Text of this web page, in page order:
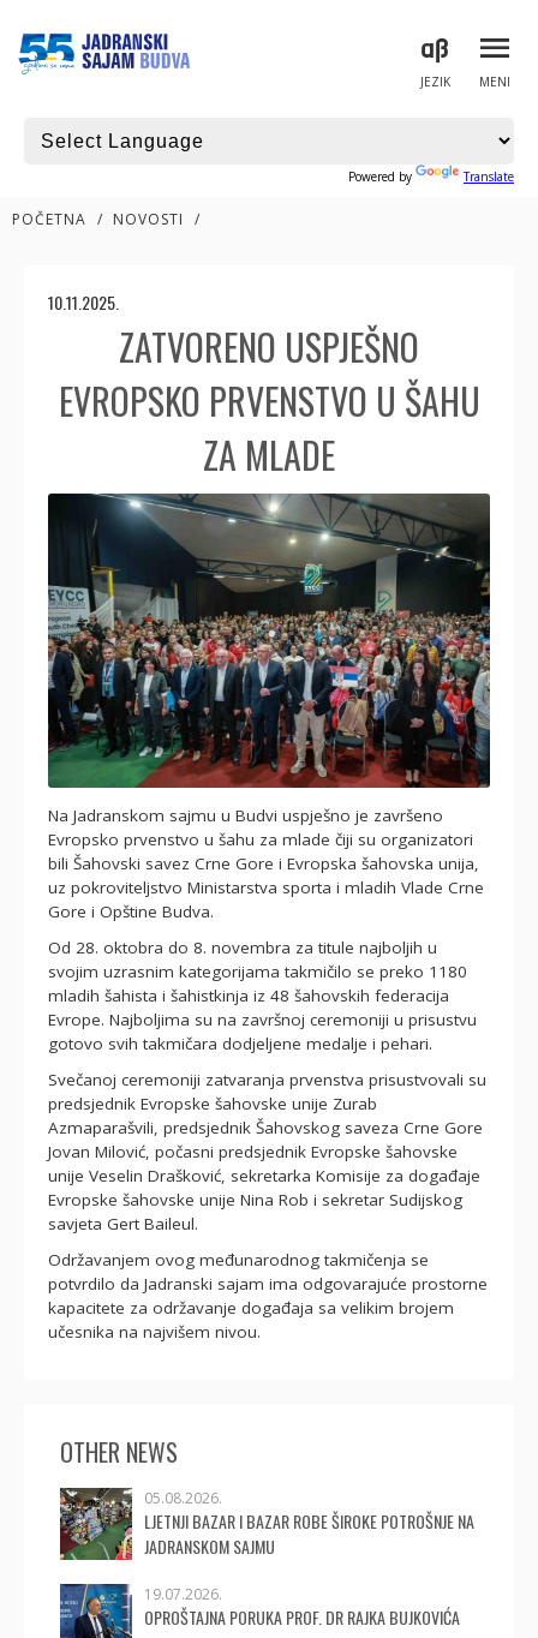
MENI
JEZIK
Powered by Translate
POČETNA / NOVOSTI /
10.11.2025.
ZATVORENO USPJEŠNO
EVROPSKO PRVENSTVO U ŠAHU
ZA MLADE
Na Jadranskom sajmu u Budvi uspješno je završeno
Evropsko prvenstvo u šahu za mlade čiji su organizatori
bili Šahovski savez Crne Gore i Evropska šahovska unija,
uz pokroviteljstvo Ministarstva sporta i mladih Vlade Crne
Gore i Opštine Budva.
Od 28. oktobra do 8. novembra za titule najboljih u
svojim uzrasnim kategorijama takmičilo se preko 1180
mladih šahista i šahistkinja iz 48 šahovskih federacija
Evrope. Najboljima su na završnoj ceremoniji u prisustvu
gotovo svih takmičara dodjeljene medalje i pehari.
Svečanoj ceremoniji zatvaranja prvenstva prisustvovali su
predsjednik Evropske šahovske unije Zurab
Azmaparašvili, predsjednik Šahovskog saveza Crne Gore
Jovan Milović, počasni predsjednik Evropske šahovske
unije Veselin Drašković, sekretarka Komisije za događaje
Evropske šahovske unije Nina Rob i sekretar Sudijskog
savjeta Gert Baileul.
Održavanjem ovog međunarodnog takmičenja se
potvrdilo da Jadranski sajam ima odgovarajuće prostorne
kapacitete za održavanje događaja sa velikim brojem
učesnika na najvišem nivou.
OTHER NEWS
05.08.2026.
LJETNJI BAZAR I BAZAR ROBE ŠIROKE POTROŠNJE NA
JADRANSKOM SAJMU
19.07.2026.
OPROŠTAJNA PORUKA PROF. DR RAJKA BUJKOVIĆA